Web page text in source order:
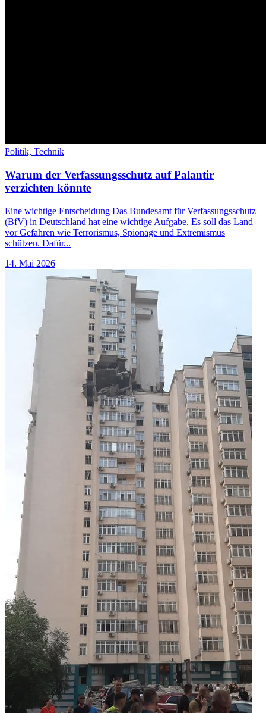
Politik, Technik
Warum der Verfassungsschutz auf Palantir
verzichten könnte
Eine wichtige Entscheidung Das Bundesamt für Verfassungsschutz
(BfV) in Deutschland hat eine wichtige Aufgabe. Es soll das Land
vor Gefahren wie Terrorismus, Spionage und Extremismus
schützen. Dafür...
14. Mai 2026